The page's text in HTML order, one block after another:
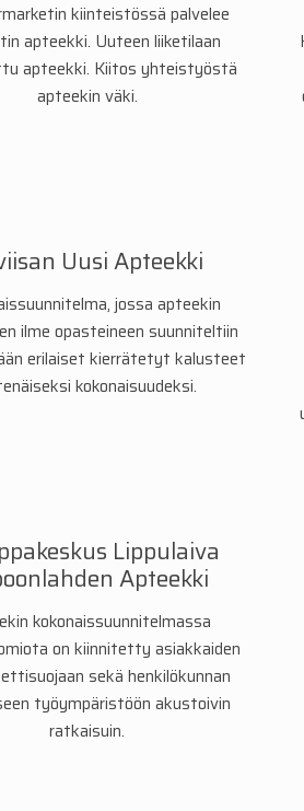
kiinteistössä palvelee
apteekki. Uuteen liiketilaan
apteekki. Kiitos yhteistyöstä
apteekin väki.
Uusi Apteekki
jossa apteekin
ilme opasteineen suunniteltiin
erilaiset kierrätetyt kalusteet
kokonaisuudeksi.
Lippulaiva
Apteekki
kokonaissuunnitelmassa
on kiinnitetty asiakkaiden
sekä henkilökunnan
työympäristöön akustoivin
ratkaisuin.